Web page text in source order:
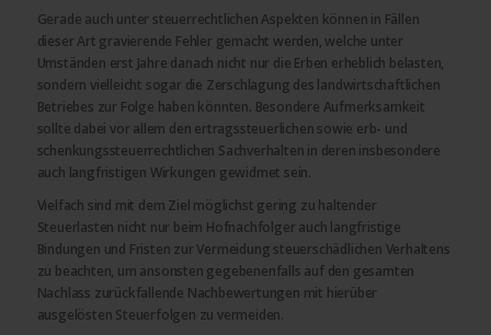
Gerade auch unter steuerrechtlichen Aspekten können in Fällen
dieser Art gravierende Fehler gemacht werden, welche unter
Umständen erst Jahre danach nicht nur die Erben erheblich belasten,
sondern vielleicht sogar die Zerschlagung des landwirtschaftlichen
Betriebes zur Folge haben könnten. Besondere Aufmerksamkeit
sollte dabei vor allem den ertragssteuerlichen sowie erb- und
schenkungssteuerrechtlichen Sachverhalten in deren insbesondere
auch langfristigen Wirkungen gewidmet sein.
Vielfach sind mit dem Ziel möglichst gering zu haltender
Steuerlasten nicht nur beim Hofnachfolger auch langfristige
Bindungen und Fristen zur Vermeidung steuerschädlichen Verhaltens
zu beachten, um ansonsten gegebenenfalls auf den gesamten
Nachlass zurückfallende Nachbewertungen mit hierüber
ausgelösten Steuerfolgen zu vermeiden.